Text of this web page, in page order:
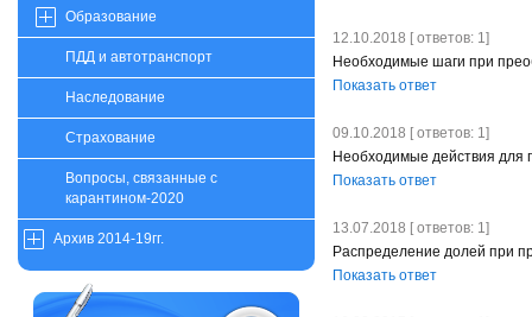
Образование
ПДД и автотранспорт
Наследование
Страхование
Вопросы, связанные с
карантином-2020
Архив 2014-19гг.
12.10.2018 [ ответов: 1]
Необходимые шаги при
Показать ответ
09.10.2018 [ ответов: 1]
Необходимые действия для
Показать ответ
13.07.2018 [ ответов: 1]
Распределение долей при
Показать ответ